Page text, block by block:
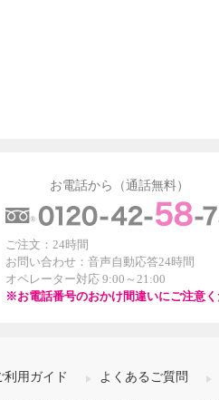
お電話から（通話無料）
ご注文：24時間
お問い合わせ：音声自動応答24時間
オペレーター対応 9:00～21:00
※お電話番号のおかけ間違いにご注意
利用ガイド よくあるご質問